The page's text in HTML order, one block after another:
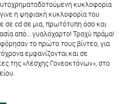
κυκλοφορία
η ψηφιακή κυκλοφορία του
σε cd σε μια, πρωτότυπη όσο και
από… γυαλόχαρτο! Τραχύ πράμα!
το πρώτο τους βίντεο, για
εμφανίζονται και σε
της «Λέσχης Γονεοκτόνων», στο